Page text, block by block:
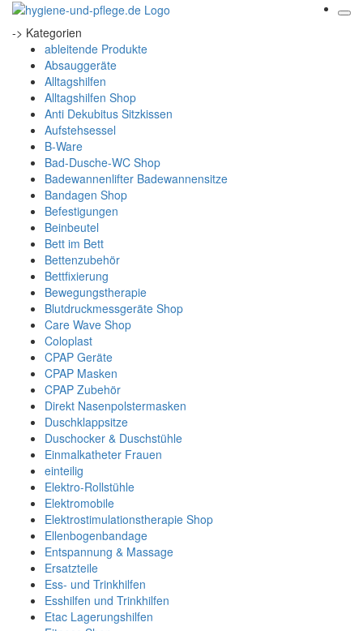
-> Kategorien
ableitende Produkte
Absauggeräte
Alltagshilfen
Alltagshilfen Shop
Anti Dekubitus Sitzkissen
Aufstehsessel
B-Ware
Bad-Dusche-WC Shop
Badewannenlifter Badewannensitze
Bandagen Shop
Befestigungen
Beinbeutel
Bett im Bett
Bettenzubehör
Bettfixierung
Bewegungstherapie
Blutdruckmessgeräte Shop
Care Wave Shop
Coloplast
CPAP Geräte
CPAP Masken
CPAP Zubehör
Direkt Nasenpolstermasken
Duschklappsitze
Duschocker & Duschstühle
Einmalkatheter Frauen
einteilig
Elektro-Rollstühle
Elektromobile
Elektrostimulationstherapie Shop
Ellenbogenbandage
Entspannung & Massage
Ersatzteile
Ess- und Trinkhilfen
Esshilfen und Trinkhilfen
Etac Lagerungshilfen